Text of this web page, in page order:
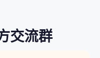
交流群